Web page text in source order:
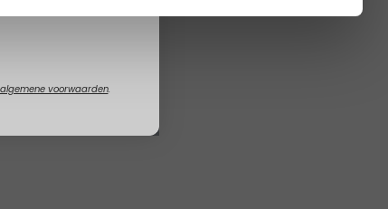
algemene voorwaarden.